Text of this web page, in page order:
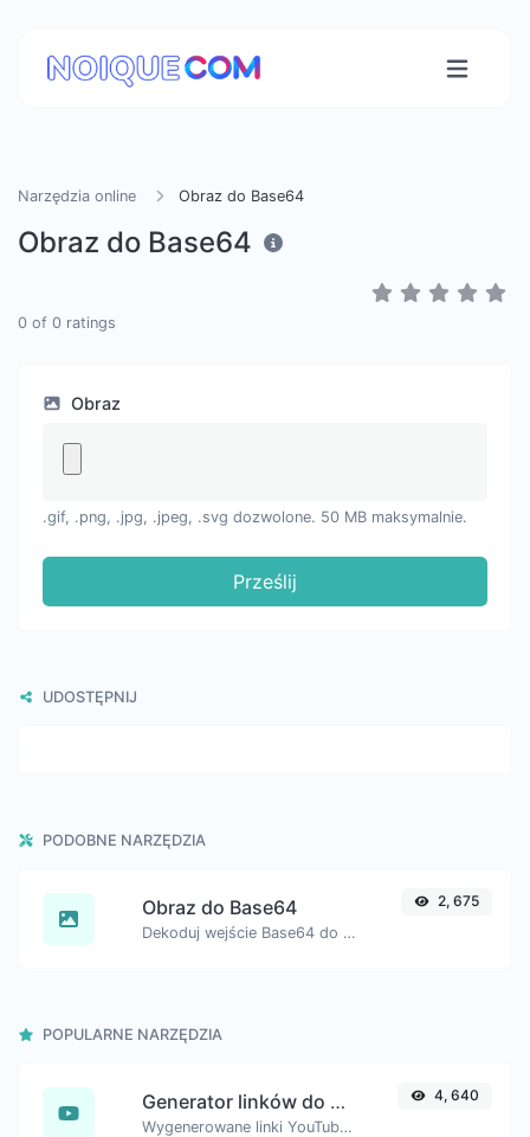
Narzędzia online Obraz do Base64
Obraz do Base64
0 of 0 ratings
Obraz
.gif, .png, .jpg, .jpeg, .svg dozwolone. 50 MB maksymalnie.
Prześlij
UDOSTĘPNIJ
PODOBNE NARZĘDZIA
Obraz do Base64
Dekoduj wejście Base64 do obrazu.
2, 675
POPULARNE NARZĘDZIA
Generator linków do znaczników czasu YouTube
Wygenerowane linki YouTube ze zdefiniowanym znacznikiem czasu, pomocne dla użytkowników urządzeń mobilnych.
4, 640